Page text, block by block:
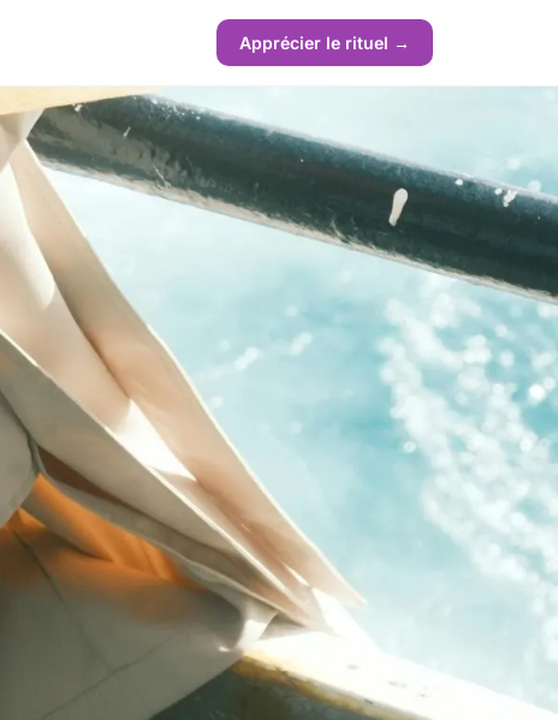
Apprécier le rituel →